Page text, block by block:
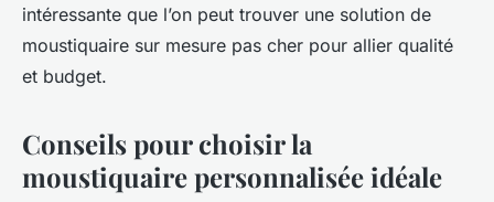
intéressante que l’on peut trouver une solution de
moustiquaire sur mesure pas cher pour allier qualité
et budget.
Conseils pour choisir la
moustiquaire personnalisée idéale